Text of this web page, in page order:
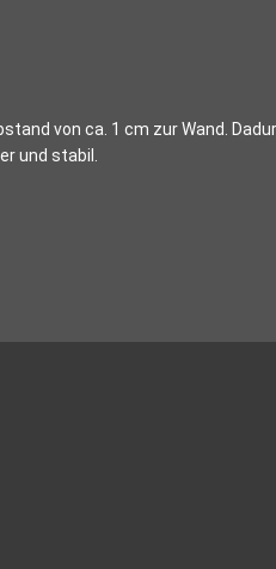
von ca. 1 cm zur Wand.
und stabil.